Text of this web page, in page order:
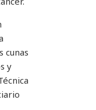
cunas
y